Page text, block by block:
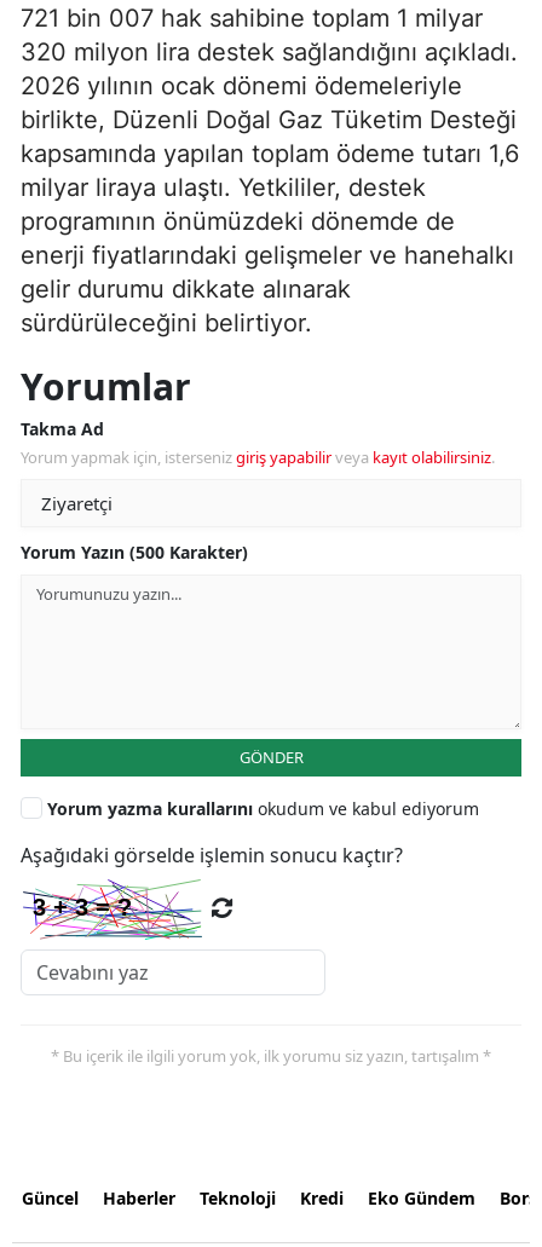
721 bin 007 hak sahibine toplam 1 milyar
320 milyon lira destek sağlandığını açıkladı.
2026 yılının ocak dönemi ödemeleriyle
birlikte, Düzenli Doğal Gaz Tüketim Desteği
kapsamında yapılan toplam ödeme tutarı 1,6
milyar liraya ulaştı. Yetkililer, destek
programının önümüzdeki dönemde de
enerji fiyatlarındaki gelişmeler ve hanehalkı
gelir durumu dikkate alınarak
sürdürüleceğini belirtiyor.
Yorumlar
Takma Ad
Yorum yapmak için, istersenizgiriş yapabilirveya kayıt olabilirsiniz.
Yorum Yazın (500 Karakter)
GÖNDER
Yorum yazma kurallarını okudum ve kabul ediyorum
Aşağıdaki görselde işlemin sonucu kaçtır?
* Bu içerik ile ilgili yorum yok, ilk yorumu siz yazın, tartışalım *
Güncel Haberler Teknoloji Kredi Eko Gündem